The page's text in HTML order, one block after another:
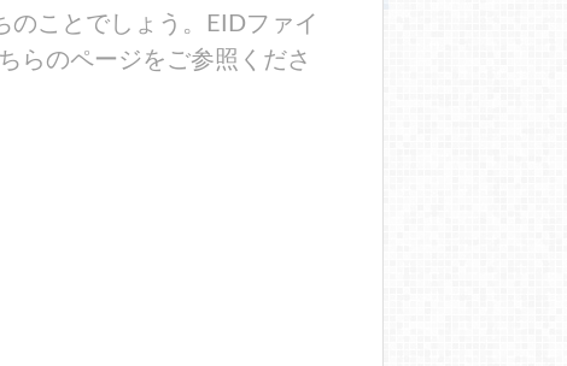
ことでしょう。EIDファイ
らのページをご参照くださ